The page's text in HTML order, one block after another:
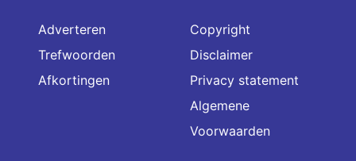
Adverteren
Trefwoorden
Afkortingen
Copyright
Disclaimer
Privacy statement
Algemene
Voorwaarden